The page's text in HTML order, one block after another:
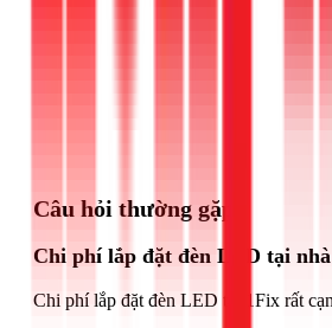
Câu hỏi thường gặp
Chi phí lắp đặt đèn LED tại
Chi phí lắp đặt đèn LED tại 1Fix rất